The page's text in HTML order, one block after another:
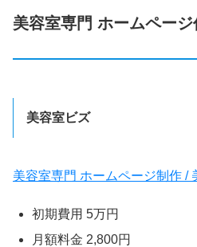
美容室専門 ホームペー
美容室ビズ
美容室専門 ホームページ制作 /
初期費用 5万円
月額料金 2,800円